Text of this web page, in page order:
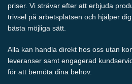
priser. Vi strävar efter att erbjuda
trivsel på arbetsplatsen och hjälper
bästa möjliga sätt.
Alla kan handla direkt hos oss utan
leveranser samt engagerad
för att bemöta dina behov.